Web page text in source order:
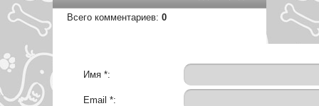
Всего комментариев: 0
Имя *:
Email *: